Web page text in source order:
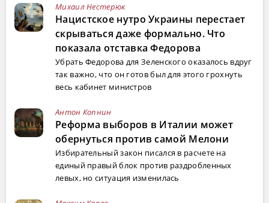
Михаил Нестерюк
Нацистское нутро Украины перестает
скрываться даже формально. Что
показала отставка Федорова
Убрать Федорова для Зеленского оказалось вдруг
так важно, что он готов был для этого грохнуть
весь кабинет министров
Антон Копнин
Реформа выборов в Италии может
обернуться против самой Мелони
Избирательный закон писался в расчете на
единый правый блок против раздробленных
левых, но ситуация изменилась